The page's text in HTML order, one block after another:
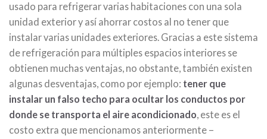
usado para refrigerar varias habitaciones con una sola
unidad exterior y así ahorrar costos al no tener que
instalar varias unidades exteriores. Gracias a este sistema
de refrigeración para múltiples espacios interiores se
obtienen muchas ventajas, no obstante, también existen
algunas desventajas, como por ejemplo: tener que
instalar un falso techo para ocultar los conductos por
donde se transporta el aire acondicionado, este es el
costo extra que mencionamos anteriormente –